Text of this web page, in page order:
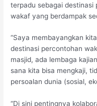
terpadu sebagai destinasi
wakaf yang berdampak
“Saya membayangkan
destinasi percontohan
masjid, ada lembaga
sana kita bisa mengkaji,
persoalan dunia (sosial,
“Di sini pentingnya